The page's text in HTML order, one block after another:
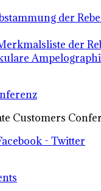
der
der
Customers
- Twitter